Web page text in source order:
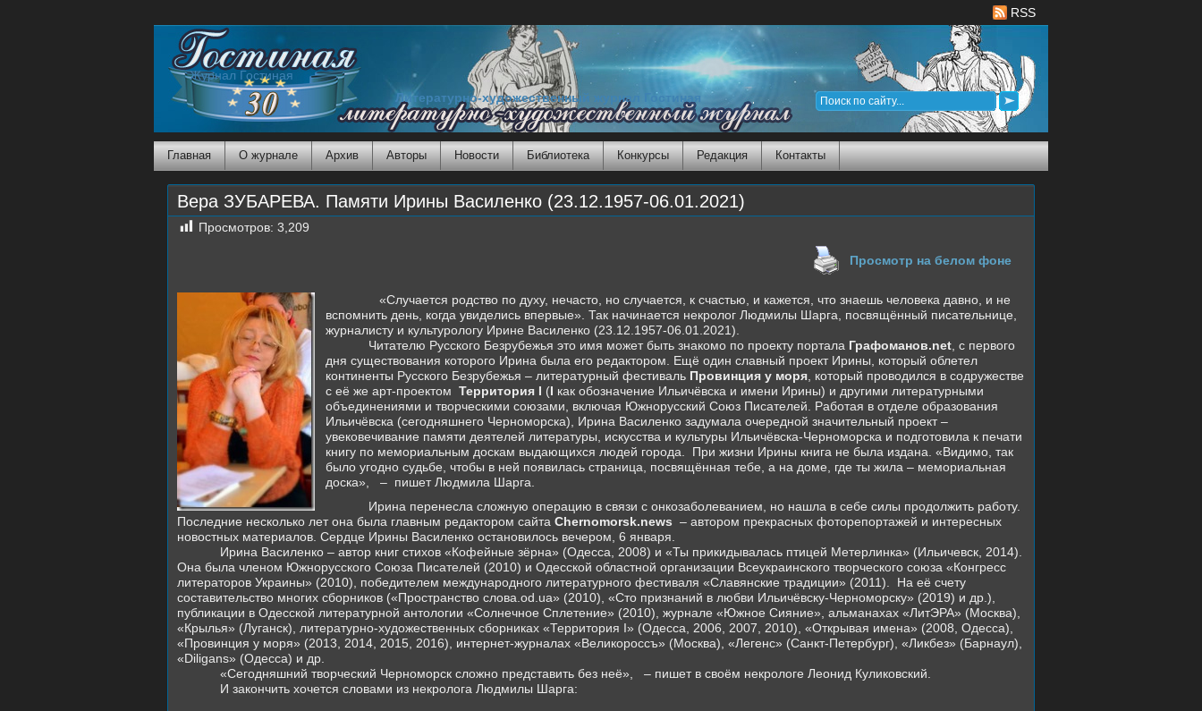
RSS
Журнал Гостиная
Литературно-художественный журнал Гостиная
Главная О журнале Архив Авторы Новости Библиотека Конкурсы Редакция Контакты
Вера ЗУБАРЕВА. Памяти Ирины Василенко (23.12.1957-06.01.2021)
Просмотров: 3,209
Просмотр на белом фоне
«Случается родство по духу, нечасто, но случается, к счастью, и кажется, что знаешь человека давно, и не
вспомнить день, когда увиделись впервые». Так начинается некролог Людмилы Шарга, посвящённый писательнице,
журналисту и культурологу Ирине Василенко (23.12.1957-06.01.2021).
Читателю Русского Безрубежья это имя может быть знакомо по проекту портала Графоманов.net, c первого
дня существования которого Ирина была его редактором. Ещё один славный проект Ирины, который облетел
континенты Русского Безрубежья – литературный фестиваль Провинция у моря, который проводился в содружестве
с её же арт-проектом Территория I (I как обозначение Ильичёвска и имени Ирины) и другими литературными
объединениями и творческими союзами, включая Южнорусский Союз Писателей. Работая в отделе образования
Ильичёвска (сегодняшнего Черноморска), Ирина Василенко задумала очередной значительный проект –
увековечивание памяти деятелей литературы, искусства и культуры Ильичёвска-Черноморска и подготовила к печати
книгу по мемориальным доскам выдающихся людей города.
При жизни Ирины книга не была издана. «Видимо, так
было угодно судьбе, чтобы в ней появилась страница, посвящённая тебе, а на доме, где ты жила – мемориальная
доска»,
– пишет Людмила Шарга.
Ирина перенесла сложную операцию в связи с онкозаболеванием, но нашла в себе силы продолжить работу.
Последние несколько лет она была главным редактором сайта Chernomorsk.news – автором прекрасных фоторепортажей и интересных
новостных материалов. Сердце Ирины Василенко остановилось вечером, 6 января.
Ирина Василенко – автор книг стихов «Кофейные зёрна» (Одесса, 2008) и «Ты прикидывалась птицей Метерлинка» (Ильичевск, 2014).
Она была членом Южнорусского Союза Писателей (2010) и Одесской областной организации Всеукраинского творческого союза «Конгресс
литераторов Украины» (2010), победителем международного литературного фестиваля «Славянские традиции» (2011).
На её счету
составительство многих сборников («Пространство слова.od.ua» (2010), «Сто признаний в любви Ильичёвску-Черноморску» (2019) и др.),
публикации в Одесской литературной антологии «Солнечное Сплетение» (2010), журнале «Южное Сияние», альманахах «ЛитЭРА» (Москва),
«Крылья» (Луганск), литературно-художественных сборниках «Территория I» (Одесса, 2006, 2007, 2010), «Открывая имена» (2008, Одесса),
«Провинция у моря» (2013, 2014, 2015, 2016), интернет-журналах «Великороссъ» (Москва), «Легенс» (Санкт-Петербург), «Ликбез» (Барнаул),
«Diligans» (Одесса) и др.
«Сегодняшний творческий Черноморск сложно представить без неё»,
– пишет в своём некрологе Леонид Куликовский.
И закончить хочется словами из некролога Людмилы Шарга: